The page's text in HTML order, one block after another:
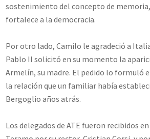
sostenimiento del concepto de memoria,
fortalece a la democracia.
Por otro lado, Camilo le agradeció a
Pablo II solicitó en su momento la
Armelín, su madre. El pedido lo formuló
la relación que un familiar había
Bergoglio años atrás.
Los delegados de ATE fueron recibidos